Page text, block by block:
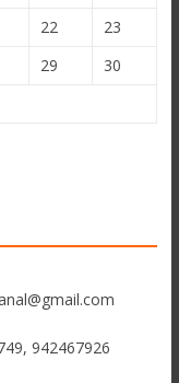
22
23
29
30
942467926